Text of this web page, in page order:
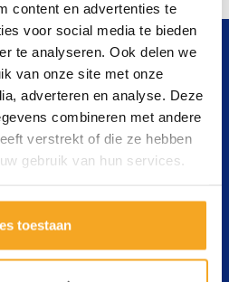
content en advertenties te
voor social media te bieden
te analyseren. Ook delen we
van onze site met onze
adverteren en analyse. Deze
combineren met andere
verstrekt of die ze hebben
gebruik van hun services.
toestaan
of kom direct langs in de